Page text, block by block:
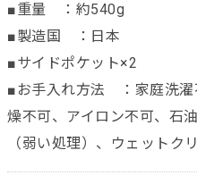
■重量 ：約540g
■製造国 ：日本
■サイドポケット×2
■お手入れ方法 ：家庭洗濯
燥不可、アイロン不可、石
（弱い処理）、ウェットク